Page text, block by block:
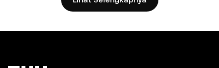
2025 OKX.“ Beberapa konten mungkin dibuat atau
turunan atau penggunaan lain dari artikel ini yang